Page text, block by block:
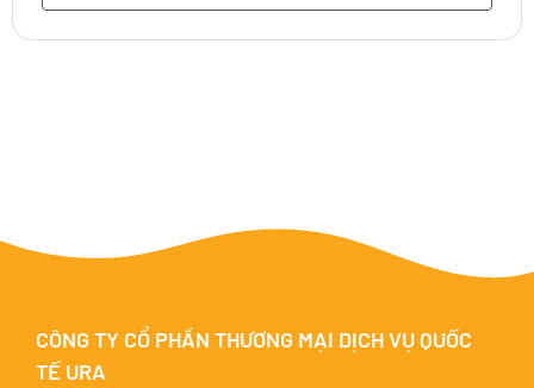
CÔNG TY CỔ PHẦN THƯƠNG MẠI DỊCH VỤ QUỐC
TẾ URA